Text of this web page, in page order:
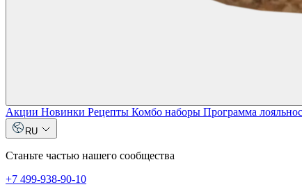
Акции Новинки Рецепты Комбо наборы Программа
RU
Станьте частью нашего сообщества
+7 499-938-90-10